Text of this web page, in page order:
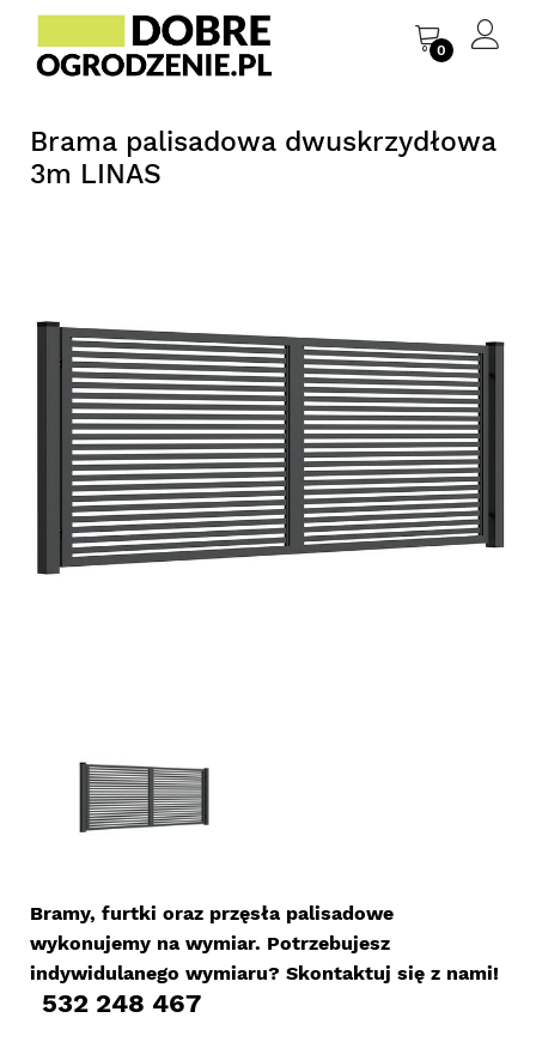
0
Brama palisadowa dwuskrzydłowa
3m LINAS
Bramy, furtki oraz przęsła palisadowe
wykonujemy na wymiar. Potrzebujesz
indywidulanego wymiaru? Skontaktuj się z nami!
532 248 467